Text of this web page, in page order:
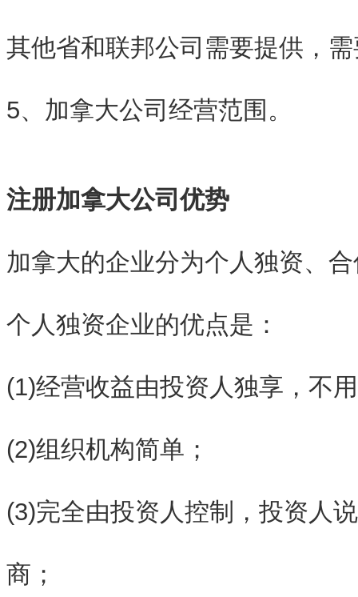
其他省和联邦公司需要提供，
5、加拿大公司经营范围。
注册加拿大公司优势
加拿大的企业分为个人独资、
个人独资企业的优点是：
(1)经营收益由投资人独享，不
(2)组织机构简单；
(3)完全由投资人控制，投资人
商；